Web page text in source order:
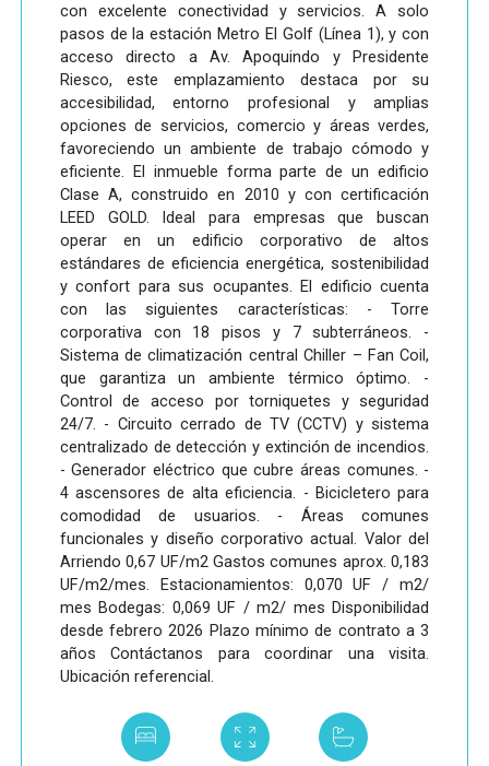
con excelente conectividad y servicios. A solo
pasos de la estación Metro El Golf (Línea 1), y con
acceso directo a Av. Apoquindo y Presidente
Riesco, este emplazamiento destaca por su
accesibilidad, entorno profesional y amplias
opciones de servicios, comercio y áreas verdes,
favoreciendo un ambiente de trabajo cómodo y
eficiente. El inmueble forma parte de un edificio
Clase A, construido en 2010 y con certificación
LEED GOLD. Ideal para empresas que buscan
operar en un edificio corporativo de altos
estándares de eficiencia energética, sostenibilidad
y confort para sus ocupantes. El edificio cuenta
con las siguientes características: - Torre
corporativa con 18 pisos y 7 subterráneos. -
Sistema de climatización central Chiller – Fan Coil,
que garantiza un ambiente térmico óptimo. -
Control de acceso por torniquetes y seguridad
24/7. - Circuito cerrado de TV (CCTV) y sistema
centralizado de detección y extinción de incendios.
- Generador eléctrico que cubre áreas comunes. -
4 ascensores de alta eficiencia. - Bicicletero para
comodidad de usuarios. - Áreas comunes
funcionales y diseño corporativo actual. Valor del
Arriendo 0,67 UF/m2 Gastos comunes aprox. 0,183
UF/m2/mes. Estacionamientos: 0,070 UF / m2/
mes Bodegas: 0,069 UF / m2/ mes Disponibilidad
desde febrero 2026 Plazo mínimo de contrato a 3
años Contáctanos para coordinar una visita.
Ubicación referencial.